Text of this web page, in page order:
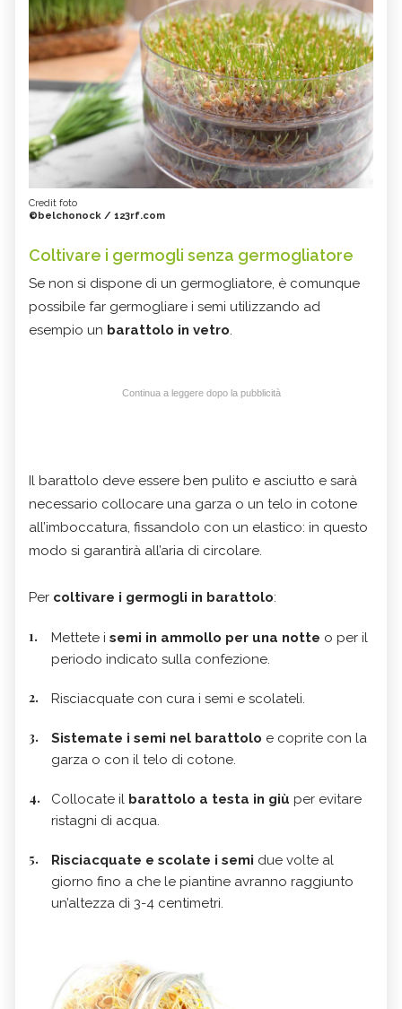
Credit foto
©belchonock / 123rf.com
Coltivare i germogli senza germogliatore
Se non si dispone di un germogliatore, è comunque
possibile far germogliare i semi utilizzando ad
esempio un barattolo in vetro.
Continua a leggere dopo la pubblicità
Il barattolo deve essere ben pulito e asciutto e sarà
necessario collocare una garza o un telo in cotone
all’imboccatura, fissandolo con un elastico: in questo
modo si garantirà all’aria di circolare.
Per coltivare i germogli in barattolo:
Mettete i semi in ammollo per una notte o per il
periodo indicato sulla confezione.
Risciacquate con cura i semi e scolateli.
Sistemate i semi nel barattolo e coprite con la
garza o con il telo di cotone.
Collocate il barattolo a testa in giù per evitare
ristagni di acqua.
Risciacquate e scolate i semi due volte al
giorno fino a che le piantine avranno raggiunto
un’altezza di 3-4 centimetri.